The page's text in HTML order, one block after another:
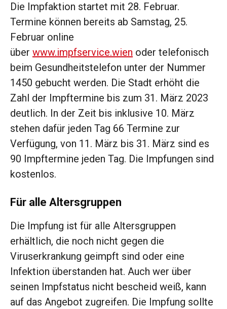
Die Impfaktion startet mit 28. Februar.
Termine können bereits ab Samstag, 25.
Februar online
über www.impfservice.wien oder telefonisch
beim Gesundheitstelefon unter der Nummer
1450 gebucht werden. Die Stadt erhöht die
Zahl der Impftermine bis zum 31. März 2023
deutlich. In der Zeit bis inklusive 10. März
stehen dafür jeden Tag 66 Termine zur
Verfügung, von 11. März bis 31. März sind es
90 Impftermine jeden Tag. Die Impfungen sind
kostenlos.
Für alle Altersgruppen
Die Impfung ist für alle Altersgruppen
erhältlich, die noch nicht gegen die
Viruserkrankung geimpft sind oder eine
Infektion überstanden hat. Auch wer über
seinen Impfstatus nicht bescheid weiß, kann
auf das Angebot zugreifen. Die Impfung sollte